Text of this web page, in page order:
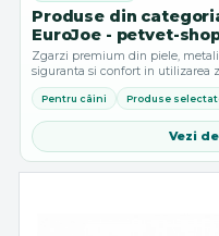
Produse din
EuroJoe - petvet-
Zgarzi premium din piele,
siguranta si confort in utilizarea
si opțiuni adaptate tuturor
Pentru câini Produse
Vezi